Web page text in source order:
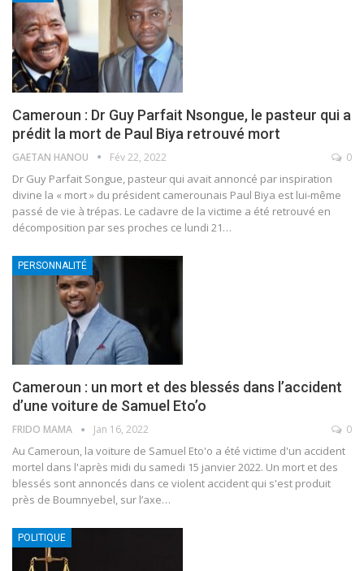
Cameroun : Dr Guy Parfait Nsongue, le pasteur qui a
prédit la mort de Paul Biya retrouvé mort
GAETAN HANOU Fév 22, 2022 0
Dr Guy Parfait Songue, pasteur qui avait annoncé par inspiration
divine la « mort » du président camerounais Paul Biya est lui-même
passé de vie à trépas. Le cadavre de la victime a été retrouvé en
décomposition par ses proches ce lundi 21…
PERSONNALITÉ
Cameroun : un mort et des blessés dans l’accident
d’une voiture de Samuel Eto’o
FRIDO MAMA Jan 16, 2022 0
Au Cameroun, la voiture de Samuel Eto'o a été victime d'un accident
mortel dans l'après midi du samedi 15 janvier 2022. Un mort et des
blessés sont annoncés dans ce violent accident qui s'est produit
près de Boumnyebel, sur l’axe…
POLITIQUE